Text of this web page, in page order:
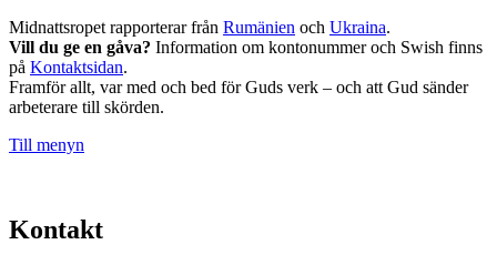
Midnattsropet rapporterar från Rumänien och Ukraina.
Vill du ge en gåva? Information om kontonummer och Swish finns
på Kontaktsidan.
Framför allt, var med och bed för Guds verk – och att Gud sänder
arbeterare till skörden.
Till menyn
Kontakt